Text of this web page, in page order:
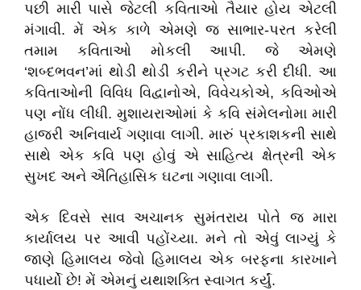
પછી મારી પાસે જેટલી કવિતાઓ તૈયાર હોય એટલી
મંગાવી. મેં એક કાળે એમણે જ સાભાર-પરત કરેલી
તમામ કવિતાઓ મોકલી આપી. જે એમણે
‘શબ્દભવન’માં થોડી થોડી કરીને પ્રગટ કરી દીધી. આ
કવિતાઓની વિવિધ વિદ્વાનોએ, વિવેચકોએ, કવિઓએ
પણ નોંધ લીધી. મુશાયરાઓમાં કે કવિ સંમેલનોમા મારી
હાજરી અનિવાર્ય ગણાવા લાગી. મારું પ્રકાશકની સાથે
સાથે એક કવિ પણ હોવું એ સાહિત્ય ક્ષેત્રની એક
સુખદ અને ઐતિહાસિક ઘટના ગણાવા લાગી.
એક દિવસે સાવ અચાનક સુમંતરાય પોતે જ મારા
કાર્યાલય પર આવી પહોંચ્યા. મને તો એવું લાગ્યું કે
જાણે હિમાલય જેવો હિમાલય એક બરફના કારખાને
પધાર્યો છે! મેં એમનું યથાશક્તિ સ્વાગત કર્યું.